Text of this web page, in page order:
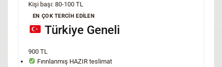
Kişi başı: 80-100 TL
EN ÇOK TERCİH EDİLEN
Türkiye Geneli
900 TL
Fırınlanmış HAZIR teslimat